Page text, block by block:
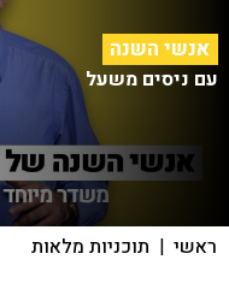
אנשי השנה
עם ניסים משעל
ראשי | תוכניות מלאות